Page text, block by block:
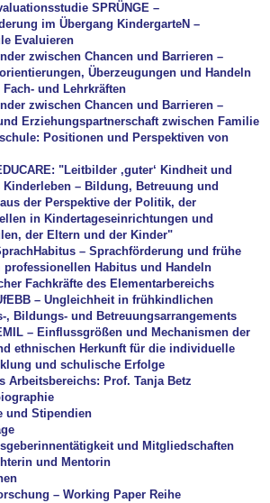
SPRÜNGE –
im Übergang KindergarteN –
Evaluieren
zwischen Chancen und Barrieren –
Überzeugungen und Handeln
und Lehrkräften
zwischen Chancen und Barrieren –
Erziehungspartnerschaft zwischen Familie
Positionen und Perspektiven von
"Leitbilder ‚guter‘ Kindheit und
– Bildung, Betreuung und
der Perspektive der Politik, der
in Kindertageseinrichtungen und
der Eltern und der Kinder"
– Sprachförderung und frühe
professionellen Habitus und Handeln
Fachkräfte des Elementarbereichs
– Ungleichheit in frühkindlichen
, Bildungs- und Betreuungsarrangements
– Einflussgrößen und Mechanismen der
ethnischen Herkunft für die individuelle
und schulische Erfolge
Arbeitsbereichs: Prof. Tanja Betz
und Stipendien
und Mitgliedschaften
und Mentorin
– Working Paper Reihe